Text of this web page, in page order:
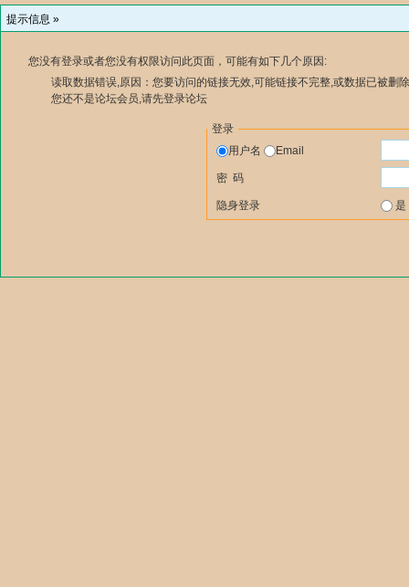
提示信息 »
您没有登录或者您没有权限访问此页面，可能有如下几个原因:
读取数据错误,原因：您要访问的链接无效,可能链接不完整,或数据已被删
您还不是论坛会员,请先登录论坛
登录
用户名
Email
密 码
隐身登录